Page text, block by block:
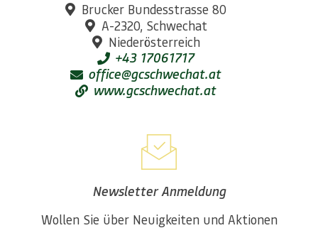
Brucker Bundesstrasse 80
A-2320, Schwechat
Niederösterreich
+43 17061717
office@gcschwechat.at
www.gcschwechat.at
Newsletter Anmeldung
Wollen Sie über Neuigkeiten und Aktionen